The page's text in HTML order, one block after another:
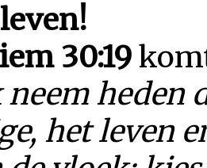
30:19
neem heden
het leven